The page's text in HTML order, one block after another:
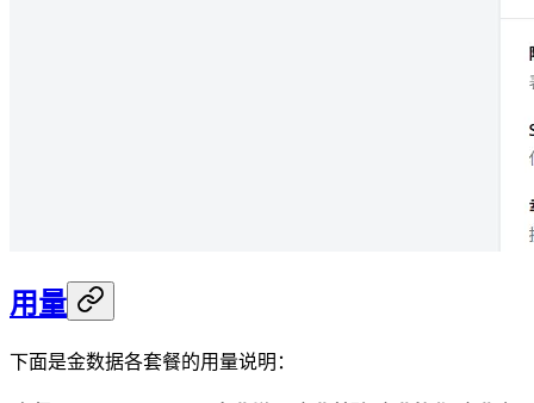
用量
下面是金数据各套餐的用量说明：